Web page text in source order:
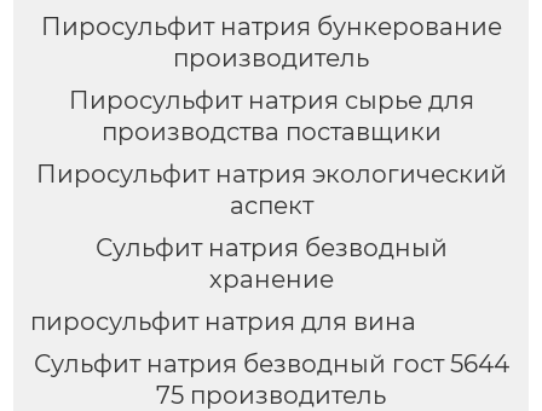
Пиросульфит натрия бункерование
производитель
Пиросульфит натрия сырье для
производства поставщики
Пиросульфит натрия экологический
аспект
Сульфит натрия безводный
хранение
пиросульфит натрия для вина
Сульфит натрия безводный гост 5644
75 производитель